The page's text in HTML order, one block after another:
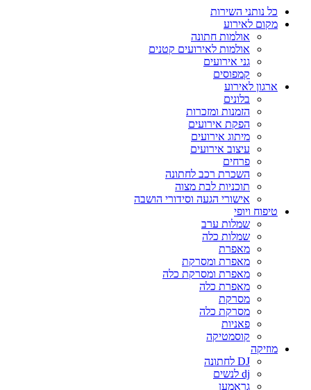
כל נותני השירות
מקום לאירוע
אולמות חתונה
אולמות לאירועים קטנים
גני אירועים
קמפוסים
ארגון לאירוע
בלונים
הזמנות ומזכרות
הפקת אירועים
מיתוג אירועים
עיצוב אירועים
פרחים
השכרת רכב לחתונה
תוכניות לבת מצוה
אישורי הגעה וסידורי הושבה
טיפוח ויופי
שמלות ערב
שמלות כלה
מאפרת
מאפרת ומסרקת
מאפרת ומסרקת כלה
מאפרת כלה
מסרקת
מסרקת כלה
פאניות
קוסמטיקה
מוזיקה
DJ לחתונה
dj לנשים
גראמען